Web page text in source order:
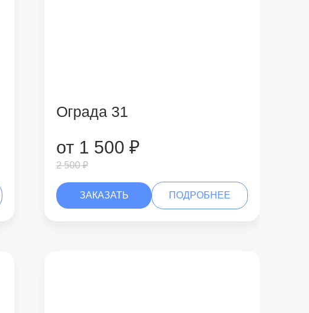
Ограда 31
от 1 500 ₽
2 500 ₽
ЗАКАЗАТЬ ПОДРОБНЕЕ